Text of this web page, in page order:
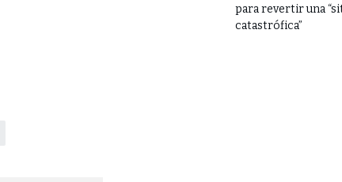
para revertir una
catastrófica”